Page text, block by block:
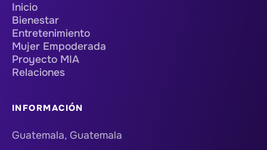
Inicio
Bienestar
Entretenimiento
Mujer Empoderada
Proyecto MIA
Relaciones
INFORMACIÓN
Guatemala, Guatemala